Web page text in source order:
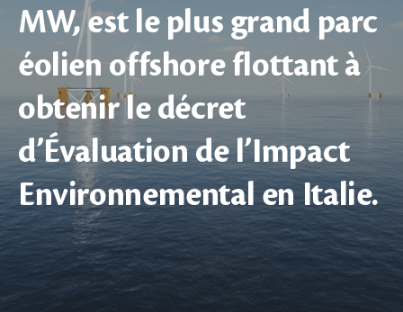
MW, est le plus grand parc
éolien offshore flottant à
obtenir le décret
d’Évaluation de l’Impact
Environnemental en Italie.